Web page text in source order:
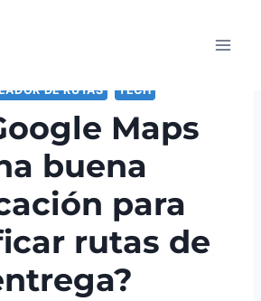
DE RUTAS TECH
Maps
buena
para
rutas de